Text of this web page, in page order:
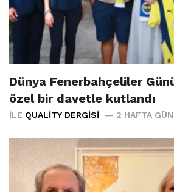
Dünya Fenerbahçeliler
özel bir davetle kutlandı
İLE QUALITY DERGISI 2 HAFTA GÜN